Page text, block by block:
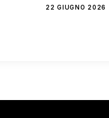
22 GIUGNO 2026